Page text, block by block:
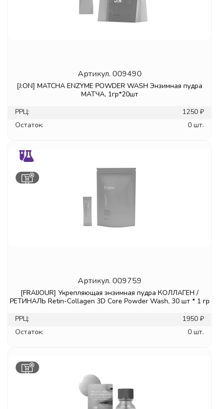
Артикул. 009490
[J:ON] MATCHA ENZYME POWDER WASH Энзимная пудра
МАТЧА, 1гр*20шт
РРЦ:
1250 ₽
Остаток:
0 шт.
Артикул. 009759
[FRAIJOUR] Укрепляющая энзимная пудра КОЛЛАГЕН /
РЕТИНАЛЬ Retin-Collagen 3D Core Powder Wash, 30 шт * 1 гр
РРЦ:
1950 ₽
Остаток:
0 шт.